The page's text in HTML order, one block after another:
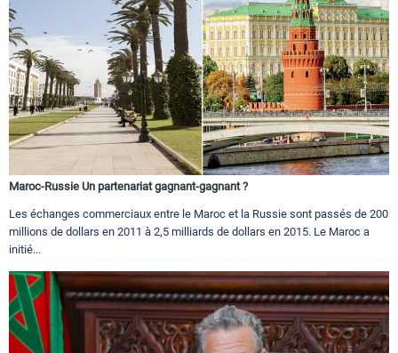
Maroc-Russie Un partenariat gagnant-gagnant ?
Les échanges commerciaux entre le Maroc et la Russie sont passés de 200
millions de dollars en 2011 à 2,5 milliards de dollars en 2015. Le Maroc a
initié...